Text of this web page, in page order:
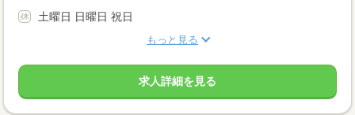
土曜日 日曜日 祝日
もっと見る
求人詳細を見る